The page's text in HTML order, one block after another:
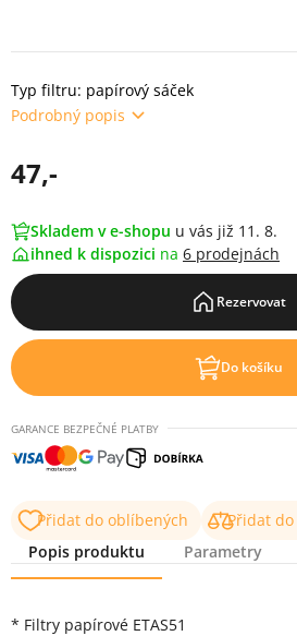
Typ filtru: papírový sáček
Podrobný popis
47,-
Skladem v e-shopu u vás již 11. 8.
ihned k dispozici na 6 prodejnách
Rezervovat
Do košíku
GARANCE BEZPEČNÉ PLATBY
Přidat do oblíbených
Přidat
Popis produktu
Parametry
* Filtry papírové ETAS51